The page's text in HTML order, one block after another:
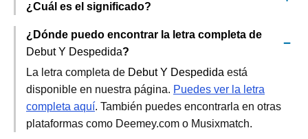
¿Cuál es el significado?
¿Dónde puedo encontrar la letra completa de
Debut Y Despedida?
La letra completa de Debut Y Despedida está
disponible en nuestra página. Puedes ver la letra
completa aquí. También puedes encontrarla en otras
plataformas como Deemey.com o Musixmatch.